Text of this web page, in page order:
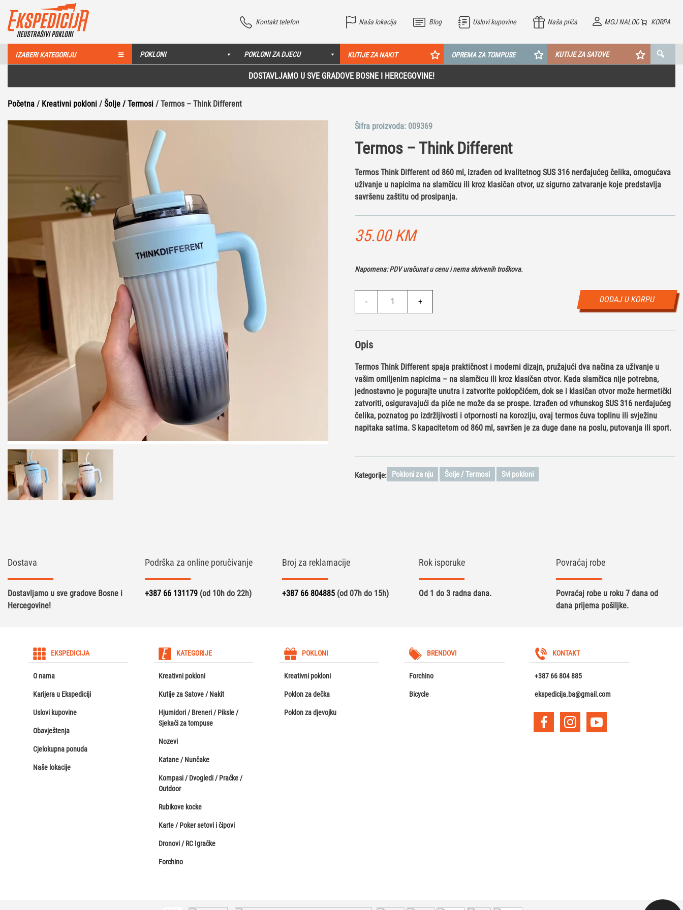
MOJ NALOG KORPA
Kontakt telefon Naša lokacija Blog Uslovi kupovine Naša priča
IZABERI KATEGORIJU POKLONI POKLONI ZA DJECU KUTIJE ZA NAKIT OPREMA ZA TOMPUSE KUTIJE ZA SATOVE
DOSTAVLJAMO U SVE GRADOVE BOSNE I HERCEGOVINE!
Početna / Kreativni pokloni / Šolje / Termosi / Termos – Think Different
Termos – Think Different
Termos Think Different od 860 ml, izrađen od kvalitetnog SUS 316 nerđajućeg čelika, omogućava
uživanje u napicima na slamčicu ili kroz klasičan otvor, uz sigurno zatvaranje koje predstavlja
savršenu zaštitu od prosipanja.
35.00KM
Napomena: PDV uračunat u cenu i nema skrivenih troškova.
-
Different
količina
+ DODAJ U KORPU
Šifra proizvoda: 009369
Opis
Termos Think Different spaja praktičnost i moderni dizajn, pružajući dva načina za uživanje u
vašim omiljenim napicima – na slamčicu ili kroz klasičan otvor. Kada slamčica nije potrebna,
jednostavno je pogurajte unutra i zatvorite poklopčićem, dok se i klasičan otvor može hermetički
zatvoriti, osiguravajući da piće ne može da se prospe. Izrađen od vrhunskog SUS 316 nerđajućeg
čelika, poznatog po izdržljivosti i otpornosti na koroziju, ovaj termos čuva toplinu ili svježinu
napitaka satima. S kapacitetom od 860 ml, savršen je za duge dane na poslu, putovanja ili sport.
Kategorije: Pokloni za nju Šolje / Termosi Svi pokloni
Dostava
Dostavljamo u sve gradove Bosne i
Hercegovine!
Podrška za online poručivanje
+387 66 131179 (od 10h do 22h)
Broj za reklamacije
+387 66 804885 (od 07h do 15h)
Rok isporuke
Od 1 do 3 radna dana.
Povraćaj robe
Povraćaj robe u roku 7 dana od
dana prijema pošiljke.
EKSPEDICIJA
O nama
Karijera u Ekspediciji
Uslovi kupovine
Obavještenja
Cjelokupna ponuda
Naše lokacije
KATEGORIJE
Kreativni pokloni
Kutije za Satove / Nakit
Hjumidori / Breneri / Piksle /
Sjekači za tompuse
Nozevi
Katane / Nunčake
Kompasi / Dvogledi / Praćke /
Outdoor
Rubikove kocke
Karte / Poker setovi i čipovi
Dronovi / RC Igračke
Forchino
POKLONI
Kreativni pokloni
Poklon za dečka
Poklon za djevojku
BRENDOVI
Forchino
Bicycle
KONTAKT
+387 66 804 885
ekspedicija.ba@gmail.com